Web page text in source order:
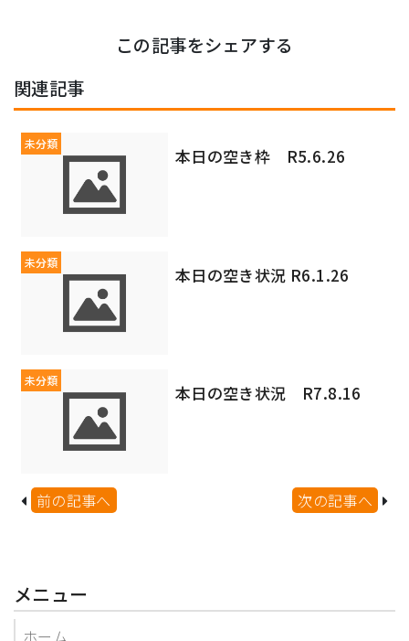
この記事をシェアする
関連記事
未分類
本日の空き枠 R5.6.26
未分類
本日の空き状況 R6.1.26
未分類
本日の空き状況 R7.8.16
前の記事へ 次の記事へ
メニュー
ホーム